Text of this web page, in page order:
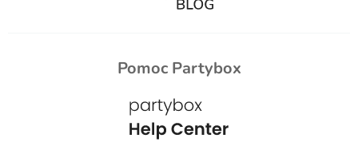
Pomoc Partybox